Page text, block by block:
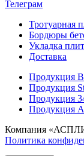
Телеграм
Тротуарная
Бордюры
Укладка
Доставка
Продукция
Продукция
Продукция
Продукция
Компания
Политика